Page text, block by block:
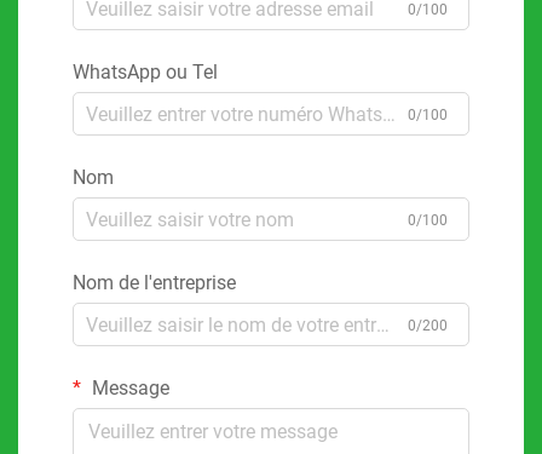
0/100
WhatsApp ou Tel
0/100
Nom
0/100
Nom de l'entreprise
0/200
Message